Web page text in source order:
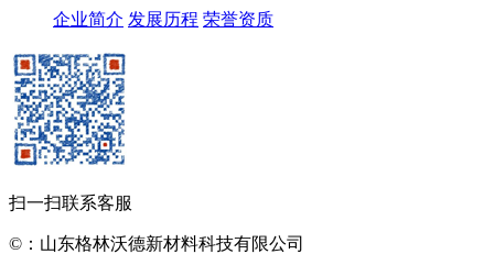
企业简介 发展历程 荣誉资质
扫一扫联系客服
©：山东格林沃德新材料科技有限公司